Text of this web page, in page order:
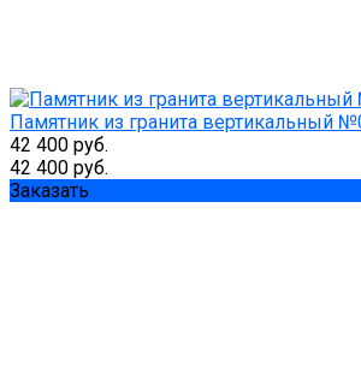
Памятник из гранита вертикальный
42 400 руб.
42 400 руб.
Заказать